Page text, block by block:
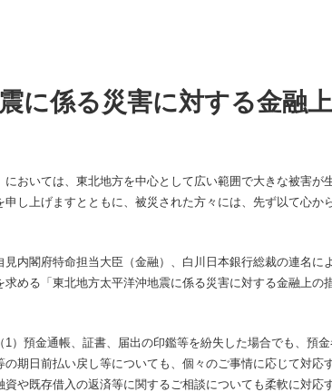
に係る災害に対する金融上
おいては、東北地方を中心として広い範囲で大きな被害が
し上げますとともに、被災された方々には、先ず以て心か
内閣府特命担当大臣（金融）、白川日本銀行総裁の連名に
める「東北地方太平洋沖地震に係る災害に対する金融上の
）預金通帳、証書、届出の印鑑等を紛失した場合でも、預
期日前払い戻し等についても、個々のご事情に応じて対応
や既存借入の返済等に関するご相談についても柔軟に対応